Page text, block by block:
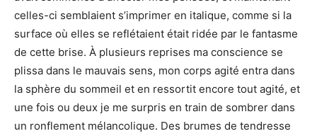
celles-ci semblaient s’imprimer en italique, comme si la
surface où elles se reflétaient était ridée par le fantasme
de cette brise. À plusieurs reprises ma conscience se
plissa dans le mauvais sens, mon corps agité entra dans
la sphère du sommeil et en ressortit encore tout agité, et
une fois ou deux je me surpris en train de sombrer dans
un ronflement mélancolique. Des brumes de tendresse